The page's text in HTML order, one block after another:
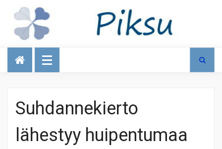
Talous
Suhdannekierto
lähestyy huipentumaa